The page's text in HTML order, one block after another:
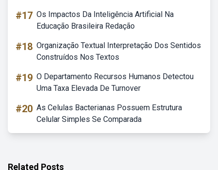
#17 Os Impactos Da Inteligência Artificial Na
Educação Brasileira Redação
#18 Organização Textual Interpretação Dos Sentidos
Construídos Nos Textos
#19 O Departamento Recursos Humanos Detectou
Uma Taxa Elevada De Turnover
#20 As Celulas Bacterianas Possuem Estrutura
Celular Simples Se Comparada
Related Posts